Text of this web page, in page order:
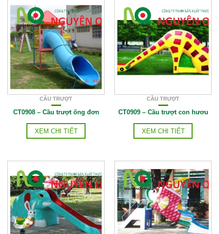
CẦU TRƯỢT
CT0908 – Cầu trượt ống đơn
XEM CHI TIẾT
CẦU TRƯỢT
CT0909 – Cầu trượt con hươu
XEM CHI TIẾT